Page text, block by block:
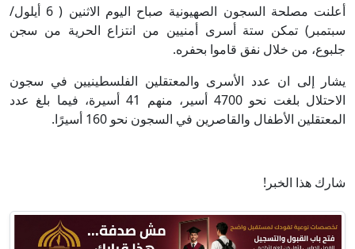
أعلنت مصلحة السجون الصهيونية صباح اليوم الاثنين ( 6 أيلول/
سبتمبر) تمكن ستة أسرى أمنيين من انتزاع الحرية من سجن
جلبوع، من خلال نفق قاموا بحفره.
يشار إلى ان عدد الأسرى والمعتقلين الفلسطينيين في سجون
الاحتلال بلغت نحو 4700 أسير، منهم 41 أسيرة، فيما بلغ عدد
المعتقلين الأطفال والقاصرين في السجون نحو 160 أسيرًا.
شارك هذا الخبر!